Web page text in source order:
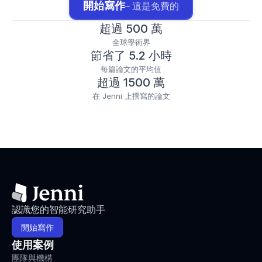
開始寫作– 這是免費的
超過 500 萬
全球學術界
節省了 5.2 小時
每篇論文的平均值
超過 1500 萬
在 Jenni 上撰寫的論文
認識您的智能研究助手
開始寫作
使用案例
團隊與機構